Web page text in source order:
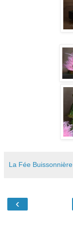
La Fée Buissonnière
‹